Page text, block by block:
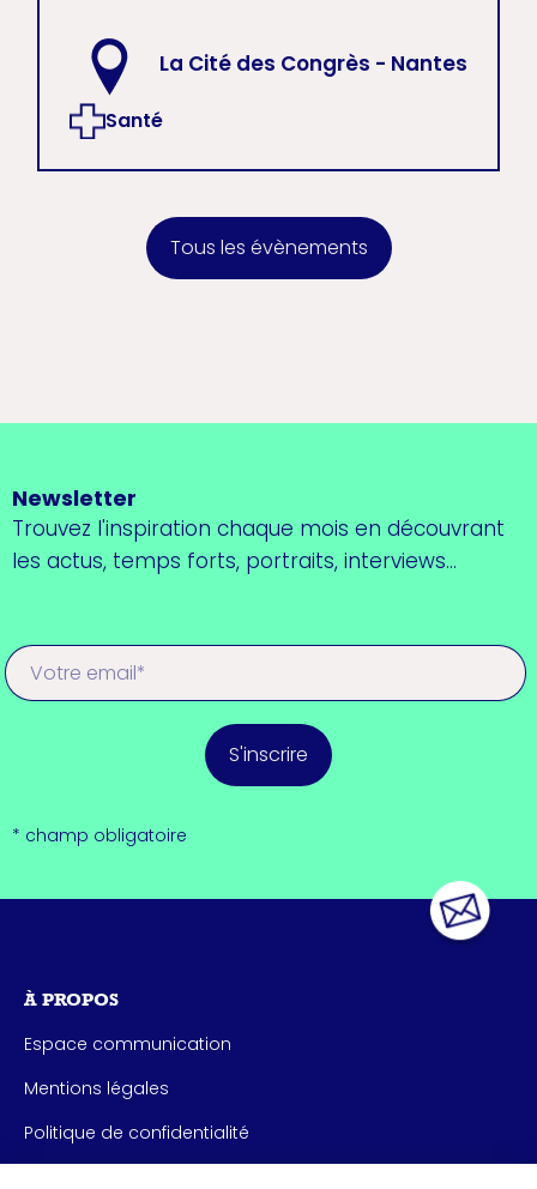
La Cité des Congrès - Nantes
Santé
Tous les évènements
Newsletter
Trouvez l'inspiration chaque mois en découvrant
les actus, temps forts, portraits, interviews...
S'inscrire
* champ obligatoire
À PROPOS
Espace communication
Mentions légales
Politique de confidentialité